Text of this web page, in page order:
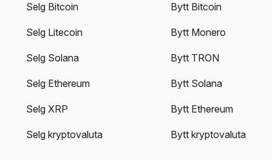
Selg Bitcoin
Selg Litecoin
Selg Solana
Selg Ethereum
Selg XRP
Selg kryptovaluta
Bytt Bitcoin
Bytt Monero
Bytt TRON
Bytt Solana
Bytt Ethereum
Bytt kryptovaluta